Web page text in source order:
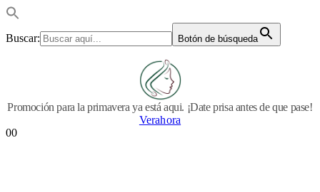
Buscar: Botón de búsqueda
Promoción para la primavera ya está aqui. ¡Date prisa antes de que pase!
Verahora
00